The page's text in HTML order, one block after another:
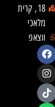
18, קרית
מלאכי
ווצאפ